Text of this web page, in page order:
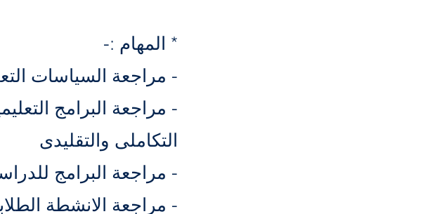
* المهام :-
- مراجعة السياسات
- مراجعة البرامج
التكاملى والتقليدى
- مراجعة البرامج
- مراجعة الانشطة